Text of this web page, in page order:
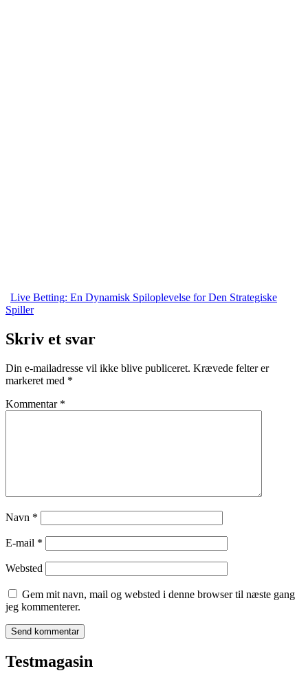
Live Betting: En Dynamisk Spiloplevelse for Den Strategiske
Spiller
Skriv et svar
Din e-mailadresse vil ikke blive publiceret. Krævede felter er
markeret med *
Kommentar *
Navn *
E-mail *
Websted
Gem mit navn, mail og websted i denne browser til næste gang
jeg kommenterer.
Testmagasin